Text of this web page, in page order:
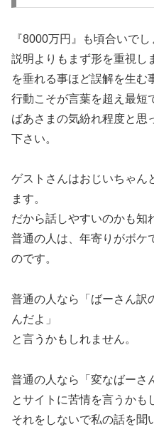
『8000万円』も頃合いで
説明よりもまず形を重視し
を垂れる事ほど誤解を生む
行動こそが言葉を超え最短
ばあさまの気紛れ程度と思
下さい。
ゲストさんはおじいちゃん
ます。
だから話しやすいのかも知
普通の人は、年寄りがボケ
のです。
普通の人なら「ばーさん訳
んだよ」
と言うかもしれません。
普通の人なら「変なばーさ
とサイトに苦情を言うかも
それをしないで私の話を聞